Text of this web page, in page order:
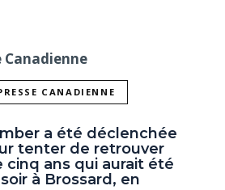
Canadienne
CANADIENNE
a été déclenchée
tenter de retrouver
cinq ans qui aurait été
à Brossard, en